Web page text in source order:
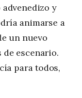
y
animarse a
un nuevo
escenario.
para todos,